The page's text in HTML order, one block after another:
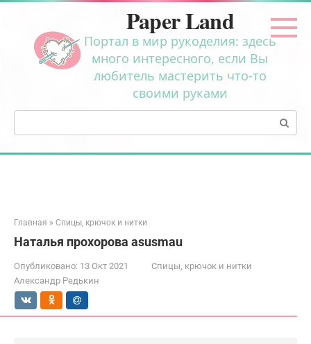
Перейти
контенту
Paper Land
Портал в мир рукоделия: здесь
много интересного, если Вы
любитель мастерить что-то
своими руками
Поиск:
Главная » Спицы, крючок и нитки
Наталья прохорова asusmau
Опубликовано: 13 Окт 2021
Спицы, крючок и нитки
Александр Редькин